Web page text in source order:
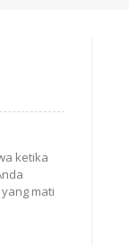
ketika
mati